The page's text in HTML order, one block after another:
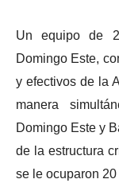
Un equipo de
Domingo Este,
y efectivos de la
manera
Domingo Este y
de la estructura
se le ocuparon